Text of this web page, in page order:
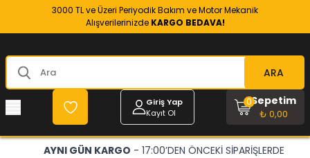
3000 TL ve Üzeri Periyodik Bakım ve Motor Mekanik
Alışverilerinizde KARGO BEDAVA!
ARA
Giriş Yap
Kayıt Ol
Sepetim
₺ 0,00
0
AYNI GÜN KARGO - 17:00’DEN ÖNCEKİ SİPARİŞLERDE